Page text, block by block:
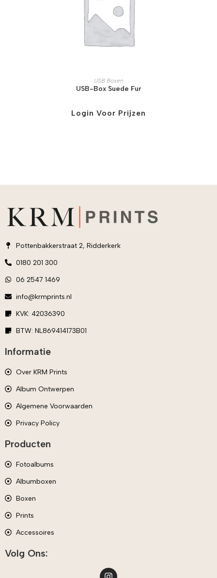
USB Boxen
USB-Box Suede Fur
Login Voor Prijzen
Pottenbakkerstraat 2, Ridderkerk
0180 201 300
06 2547 1469
info@krmprints.nl
KVK: 42036390
BTW: NL869414173B01
Informatie
Over KRM Prints
Album Ontwerpen
Algemene Voorwaarden
Privacy Policy
Producten
Fotoalbums
Albumboxen
Boxen
Prints
Accessoires
Volg Ons: